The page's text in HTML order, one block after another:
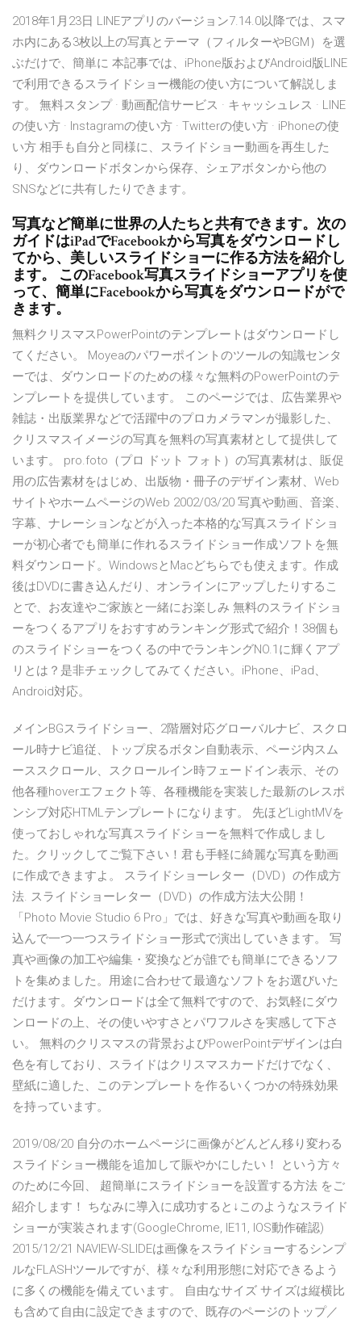
2018年1月23日 LINEアプリのバージョン7.14.0以降では、スマ
ホ内にある3枚以上の写真とテーマ（フィルターやBGM）を選
ぶだけで、簡単に 本記事では、iPhone版およびAndroid版LINE
で利用できるスライドショー機能の使い方について解説しま
す。 無料スタンプ · 動画配信サービス · キャッシュレス · LINE
の使い方 · Instagramの使い方 · Twitterの使い方 · iPhoneの使
い方 相手も自分と同様に、スライドショー動画を再生した
り、ダウンロードボタンから保存、シェアボタンから他の
SNSなどに共有したりできます。
写真など簡単に世界の人たちと共有できます。次の
ガイドはiPadでFacebookから写真をダウンロードし
てから、美しいスライドショーに作る方法を紹介し
ます。 このFacebook写真スライドショーアプリを使
って、簡単にFacebookから写真をダウンロードがで
きます。
無料クリスマスPowerPointのテンプレートはダウンロードし
てください。 Moyeaのパワーポイントのツールの知識センタ
ーでは、ダウンロードのための様々な無料のPowerPointのテ
ンプレートを提供しています。 このページでは、広告業界や
雑誌・出版業界などで活躍中のプロカメラマンが撮影した、
クリスマスイメージの写真を無料の写真素材として提供して
います。 pro.foto（プロ ドット フォト）の写真素材は、販促
用の広告素材をはじめ、出版物・冊子のデザイン素材、Web
サイトやホームページのWeb 2002/03/20 写真や動画、音楽、
字幕、ナレーションなどが入った本格的な写真スライドショ
ーが初心者でも簡単に作れるスライドショー作成ソフトを無
料ダウンロード。WindowsとMacどちらでも使えます。作成
後はDVDに書き込んだり、オンラインにアップしたりするこ
とで、お友達やご家族と一緒にお楽しみ 無料のスライドショ
ーをつくるアプリをおすすめランキング形式で紹介！38個も
のスライドショーをつくるの中でランキングNO.1に輝くアプ
リとは？是非チェックしてみてください。iPhone、iPad、
Android対応。
メインBGスライドショー、2階層対応グローバルナビ、スクロ
ール時ナビ追従、トップ戻るボタン自動表示、ページ内スム
ーススクロール、スクロールイン時フェードイン表示、その
他各種hoverエフェクト等、各種機能を実装した最新のレスポ
ンシブ対応HTMLテンプレートになります。 先ほどLightMVを
使っておしゃれな写真スライドショーを無料で作成しまし
た。クリックしてご覧下さい！君も手軽に綺麗な写真を動画
に作成できますよ。 スライドショーレター（DVD）の作成方
法. スライドショーレター（DVD）の作成方法大公開！
「Photo Movie Studio 6 Pro」では、好きな写真や動画を取り
込んで一つ一つスライドショー形式で演出していきます。 写
真や画像の加工や編集・変換などが誰でも簡単にできるソフ
トを集めました。用途に合わせて最適なソフトをお選びいた
だけます。ダウンロードは全て無料ですので、お気軽にダウ
ンロードの上、その使いやすさとパワフルさを実感して下さ
い。 無料のクリスマスの背景およびPowerPointデザインは白
色を有しており、スライドはクリスマスカードだけでなく、
壁紙に適した、このテンプレートを作るいくつかの特殊効果
を持っています。
2019/08/20 自分のホームページに画像がどんどん移り変わる
スライドショー機能を追加して賑やかにしたい！ という方々
のために今回、 超簡単にスライドショーを設置する方法 をご
紹介します！ ちなみに導入に成功すると↓このようなスライド
ショーが実装されます(GoogleChrome, IE11, IOS動作確認)
2015/12/21 NAVIEW-SLIDEは画像をスライドショーするシンプ
ルなFLASHツールですが、様々な利用形態に対応できるよう
に多くの機能を備えています。 自由なサイズ サイズは縦横比
も含めて自由に設定できますので、既存のページのトップ／